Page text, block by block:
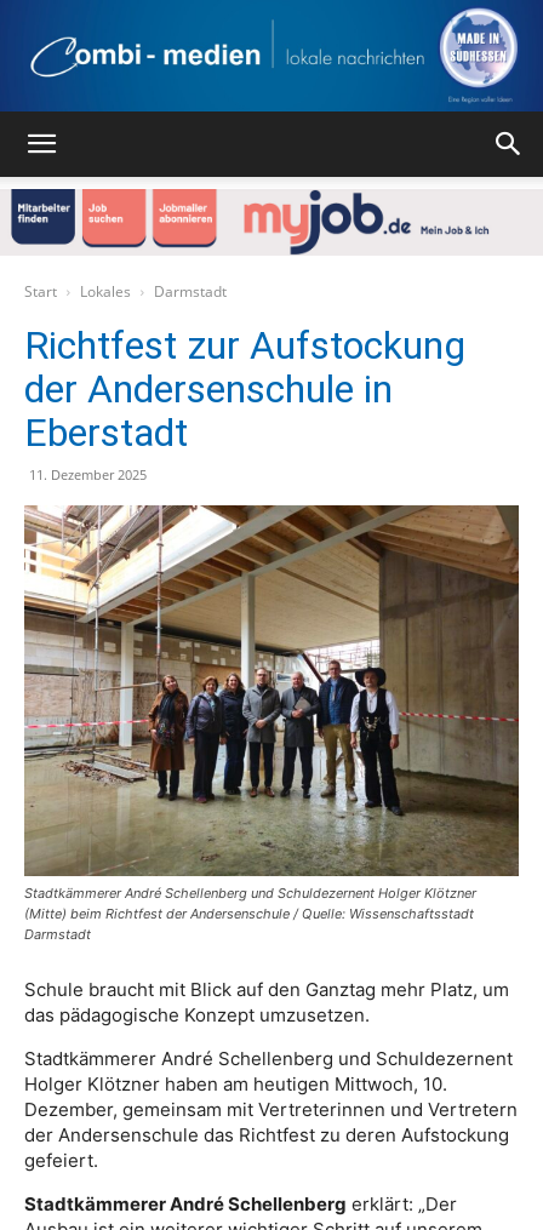
Verlag
Start Lokales Darmstadt
Richtfest zur Aufstockung
der Andersenschule in
Eberstadt
11. Dezember 2025
Stadtkämmerer André Schellenberg und Schuldezernent Holger Klötzner
(Mitte) beim Richtfest der Andersenschule / Quelle: Wissenschaftsstadt
Darmstadt
Schule braucht mit Blick auf den Ganztag mehr Platz, um
das pädagogische Konzept umzusetzen.
Stadtkämmerer André Schellenberg und Schuldezernent
Holger Klötzner haben am heutigen Mittwoch, 10.
Dezember, gemeinsam mit Vertreterinnen und Vertretern
der Andersenschule das Richtfest zu deren Aufstockung
gefeiert.
Stadtkämmerer André Schellenberg erklärt: „Der